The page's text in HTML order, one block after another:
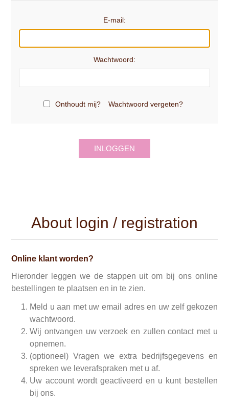
E-mail:
Wachtwoord:
Onthoudt mij? Wachtwoord vergeten?
INLOGGEN
About login / registration
Online klant worden?
Hieronder leggen we de stappen uit om bij ons online
bestellingen te plaatsen en in te zien.
Meld u aan met uw email adres en uw zelf gekozen
wachtwoord.
Wij ontvangen uw verzoek en zullen contact met u
opnemen.
(optioneel) Vragen we extra bedrijfsgegevens en
spreken we leverafspraken met u af.
Uw account wordt geactiveerd en u kunt bestellen
bij ons.